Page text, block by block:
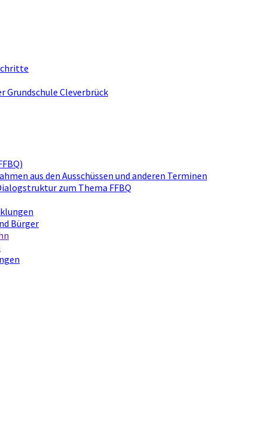
Grundschule Cleverbrück
aus den Ausschüssen und anderen Terminen
zum Thema FFBQ
Bürger